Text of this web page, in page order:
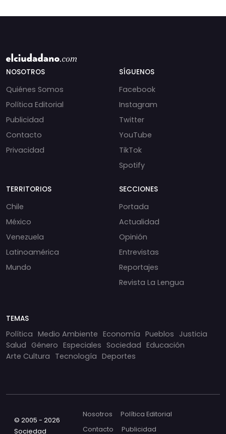
NOSOTROS
Quiénes Somos
Política Editorial
Publicidad
Contacto
Privacidad
SÍGUENOS
Facebook
Instagram
Twitter
YouTube
TikTok
Spotify
TERRITORIOS
Chile
México
Venezuela
Latinoamérica
Mundo
SECCIONES
Portada
Actualidad
Opinión
Entrevistas
Reportajes
Revista La Lengua
TEMAS
Política Medio Ambiente Economía Pueblos Justicia
Salud Género Especiales Sociedad Educación
Arte Cultura Tecnología Deportes
© 2005 - 2026
Sociedad
Nosotros
Política Editorial
Contacto
Publicidad